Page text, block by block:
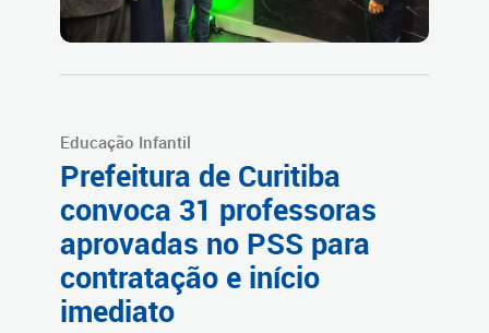
Educação Infantil
Prefeitura de Curitiba
convoca 31 professoras
aprovadas no PSS para
contratação e início
imediato